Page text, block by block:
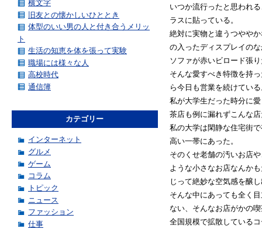
いつか流行ったと思われ
ラスに貼っている。
絶対に実物と違うつやや
の入ったディスプレイの
ソファが赤いビロード張
そんな愛すべき特徴を持
ら今日も営業を続けてい
私が大学生だった時分に
茶店も例に漏れずこんな
私の大学は閑静な住宅街
高い一帯にあった。
そのくせ老舗の汚いお店
ような小さなお店なんか
じって絶妙な空気感を醸
そんな中にあっても全く
ない、そんなお店がかの
全国規模で拡散している
横文字
旧友との懐かしいひととき
体型のいい男の人と付き合うメリッ
ト
生活の知恵を体を張って実験
職場には様々な人
高校時代
通信簿
カテゴリー
インターネット
グルメ
ゲーム
コラム
トピック
ニュース
ファッション
仕事